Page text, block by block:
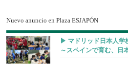
Nuevo anuncio en Plaza ESJAPÓN
▶︎ マドリッド日本人学
～スペインで育む、日